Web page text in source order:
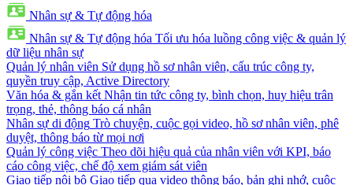
Nhân sự & Tự động hóa
Nhân sự & Tự động hóa Tối ưu hóa luồng công việc & quản lý
dữ liệu nhân sự
Quản lý nhân viên Sử dụng hồ sơ nhân viên, cấu trúc công ty,
quyền truy cập, Active Directory
Văn hóa & gắn kết Nhận tin tức công ty, bình chọn, huy hiệu trân
trọng, thẻ, thông báo cá nhân
Nhân sự di động Trò chuyện, cuộc gọi video, hồ sơ nhân viên, phê
duyệt, thông báo từ mọi nơi
Quản lý công việc Theo dõi hiệu quả của nhân viên với KPI, báo
cáo công việc, chế độ xem giám sát viên
Giao tiếp nội bộ Giao tiếp qua video thông báo, bản ghi nhớ, cuộc